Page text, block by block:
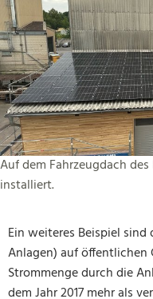
Auf dem Fahrzeugdach
installiert.
Ein weiteres Beispiel
Anlagen) auf öffentlichen
Strommenge durch die
dem Jahr 2017 mehr als